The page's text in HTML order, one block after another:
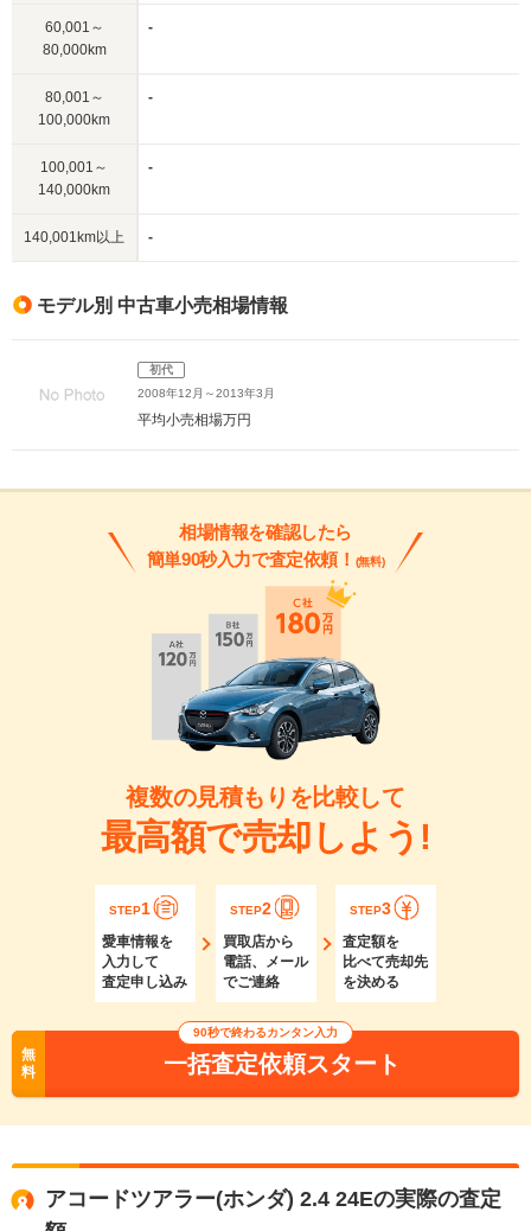
60,001～
80,000km
-
80,001～
100,000km
-
100,001～
140,000km
-
140,001km以上 -
モデル別 中古車小売相場情報
初代
2008年12月～2013年3月
平均小売相場万円
相場情報を確認したら
簡単90秒入力で査定依頼！ (無料)
複数の見積もりを比較して
最高額で売却しよう!
STEP1
愛車情報を
入力して
査定申し込み
STEP2
買取店から
電話、メール
でご連絡
STEP3
査定額を
比べて売却先
を決める
無
料
90秒で終わるカンタン入力
一括査定依頼スタート
アコードツアラー(ホンダ) 2.4 24Eの実際の査定